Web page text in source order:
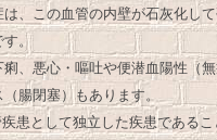
、この血管の内壁が石灰化し
す。
、悪心・嘔吐や便潜血陽性（無
腸閉塞）もあります。
疾患として独立した疾患である